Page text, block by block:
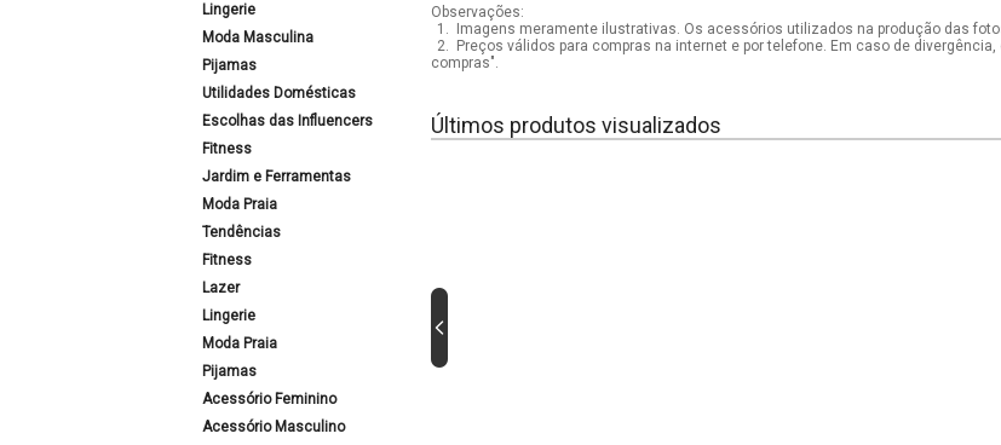
Lingerie
Moda Masculina
Pijamas
Utilidades Domésticas
Escolhas das Influencers
Fitness
Jardim e Ferramentas
Moda Praia
Tendências
Fitness
Lazer
Lingerie
Moda Praia
Pijamas
Acessório Feminino
Acessório Masculino
Observações:
1.
Imagens meramente ilustrativas. Os acessórios utilizados na produção das
2.
Preços válidos para compras na internet e por telefone. Em caso de
compras".
Últimos produtos visualizados